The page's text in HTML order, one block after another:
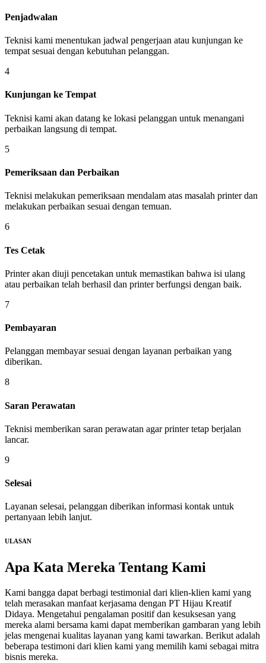
Penjadwalan
Teknisi kami menentukan jadwal pengerjaan atau kunjungan ke
tempat sesuai dengan kebutuhan pelanggan.
4
Kunjungan ke Tempat
Teknisi kami akan datang ke lokasi pelanggan untuk menangani
perbaikan langsung di tempat.
5
Pemeriksaan dan Perbaikan
Teknisi melakukan pemeriksaan mendalam atas masalah printer dan
melakukan perbaikan sesuai dengan temuan.
6
Tes Cetak
Printer akan diuji pencetakan untuk memastikan bahwa isi ulang
atau perbaikan telah berhasil dan printer berfungsi dengan baik.
7
Pembayaran
Pelanggan membayar sesuai dengan layanan perbaikan yang
diberikan.
8
Saran Perawatan
Teknisi memberikan saran perawatan agar printer tetap berjalan
lancar.
9
Selesai
Layanan selesai, pelanggan diberikan informasi kontak untuk
pertanyaan lebih lanjut.
ULASAN
Apa Kata Mereka Tentang Kami
Kami bangga dapat berbagi testimonial dari klien-klien kami yang
telah merasakan manfaat kerjasama dengan PT Hijau Kreatif
Didaya. Mengetahui pengalaman positif dan kesuksesan yang
mereka alami bersama kami dapat memberikan gambaran yang lebih
jelas mengenai kualitas layanan yang kami tawarkan. Berikut adalah
beberapa testimoni dari klien kami yang memilih kami sebagai mitra
bisnis mereka.